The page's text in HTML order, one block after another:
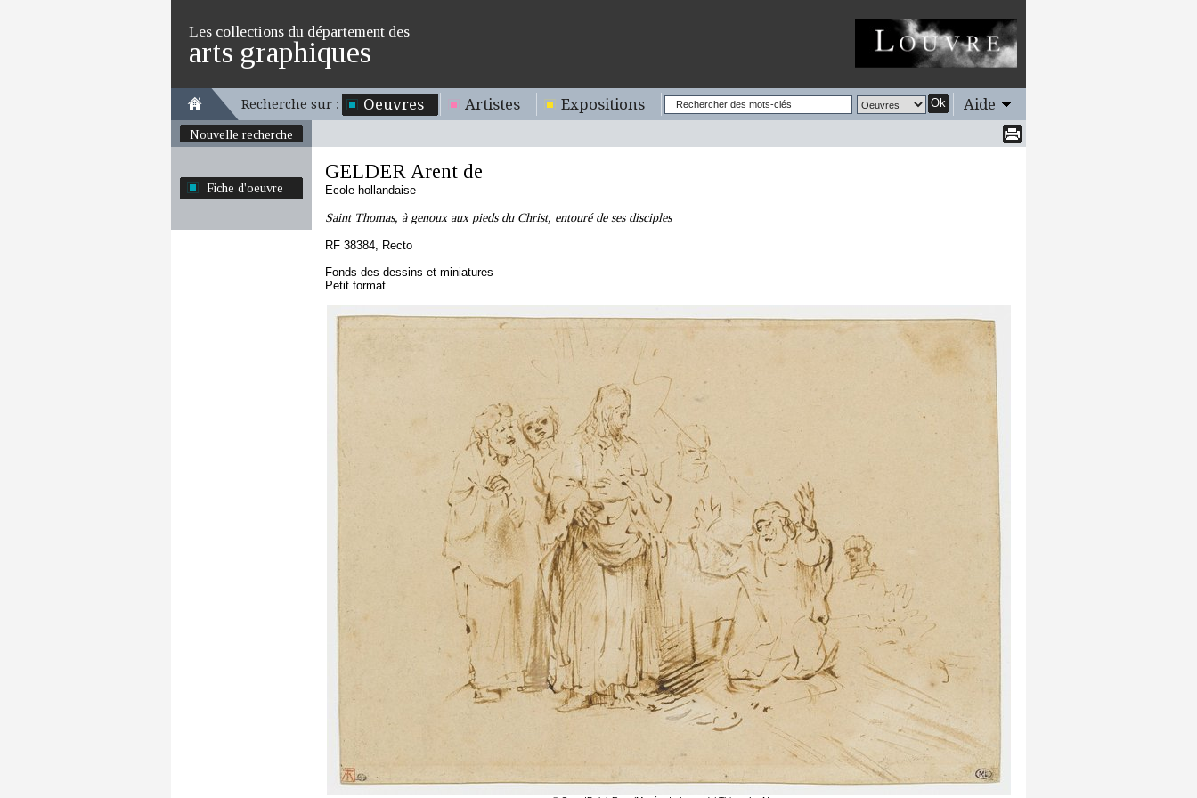
Les collections du département des
arts graphiques
Recherche sur : Oeuvres Artistes Expositions Ok Aide
Nouvelle recherche
Fiche d'oeuvre
GELDER Arent de
Ecole hollandaise
Saint Thomas, à genoux aux pieds du Christ, entouré de ses disciples
RF 38384, Recto
Fonds des dessins et miniatures
Petit format